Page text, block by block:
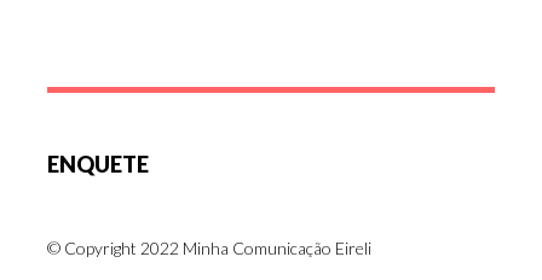
ENQUETE
© Copyright 2022 Minha Comunicação Eireli